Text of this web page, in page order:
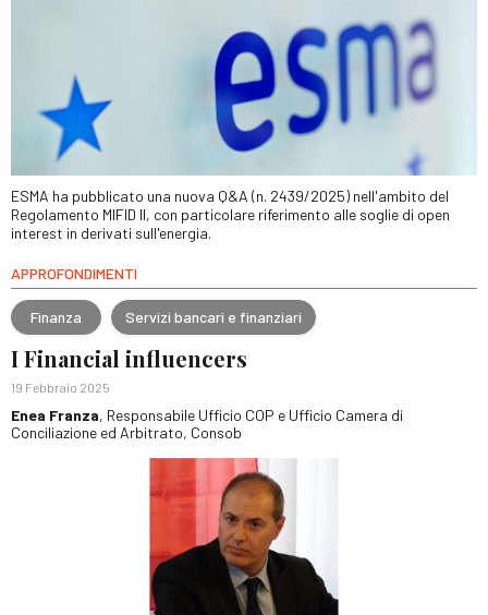
ESMA ha pubblicato una nuova Q&A (n. 2439/2025) nell'ambito del
Regolamento MIFID II, con particolare riferimento alle soglie di open
interest in derivati sull'energia.
APPROFONDIMENTI
Finanza Servizi bancari e finanziari
I Financial influencers
19 Febbraio 2025
Enea Franza, Responsabile Ufficio COP e Ufficio Camera di
Conciliazione ed Arbitrato, Consob